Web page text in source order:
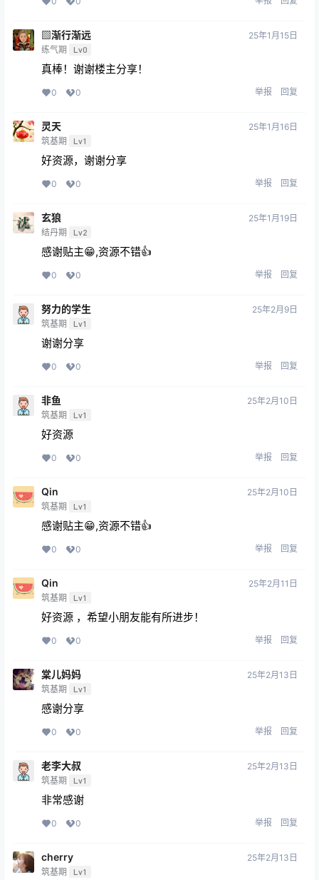
▨渐行渐远
练气期 Lv0
25年1月15日
真棒！谢谢楼主分享！
0 0 举报 回复
灵天
筑基期 Lv1
25年1月16日
好资源，谢谢分享
0 0 举报 回复
玄狼
结丹期 Lv2
25年1月19日
感谢贴主😁,资源不错👍
0 0 举报 回复
努力的学生
筑基期 Lv1
25年2月9日
谢谢分享
0 0 举报 回复
非鱼
筑基期 Lv1
25年2月10日
好资源
0 0 举报 回复
Qin
筑基期 Lv1
25年2月10日
感谢贴主😁,资源不错👍
0 0 举报 回复
Qin
筑基期 Lv1
25年2月11日
好资源 ，希望小朋友能有所进步！
0 0 举报 回复
棠儿妈妈
筑基期 Lv1
25年2月13日
感谢分享
0 0 举报 回复
老李大叔
筑基期 Lv1
25年2月13日
非常感谢
0 0 举报 回复
cherry
筑基期 Lv1
25年2月13日